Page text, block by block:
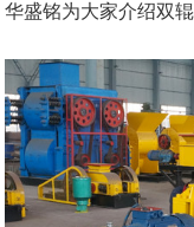
华盛铭为大家介绍双